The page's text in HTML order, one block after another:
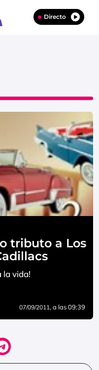
Directo
tributo a Los
la vida!
07/09/2011, a las 09:39